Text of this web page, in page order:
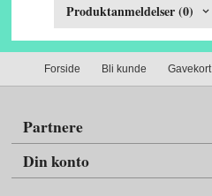
Produktanmeldelser (0)
Forside Bli kunde Gavekort
Partnere
Din konto